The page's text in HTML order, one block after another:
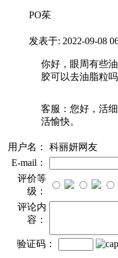
PO茱
发表于: 2022-09-08
你好，眼周有些
胶可以去油脂粒吗
客服： 您好，活
活愉快。
用户名：
科丽妍网友
E-mail：
评价等
级：
评论内
容：
验证码：